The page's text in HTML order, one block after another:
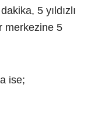
5 yıldızlı
merkezine 5
ise;